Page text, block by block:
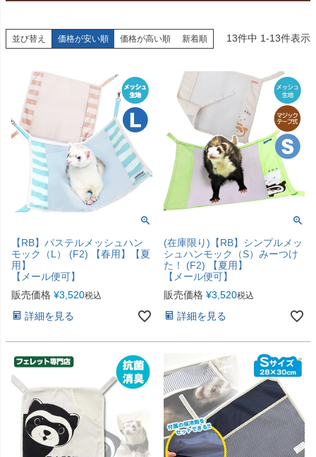
並び替え 価格が安い順 価格が高い順 新着順 13件中 1-13件表示
【RB】パステルメッシュハン
モック（L） (F2) 【春用】【夏
用】
【メール便可】
販売価格 ¥3,520税込
詳細を見る
(在庫限り)【RB】シンプルメッ
シュハンモック（S）みーつけ
た！ (F2) 【夏用】
【メール便可】
販売価格 ¥3,520税込
詳細を見る